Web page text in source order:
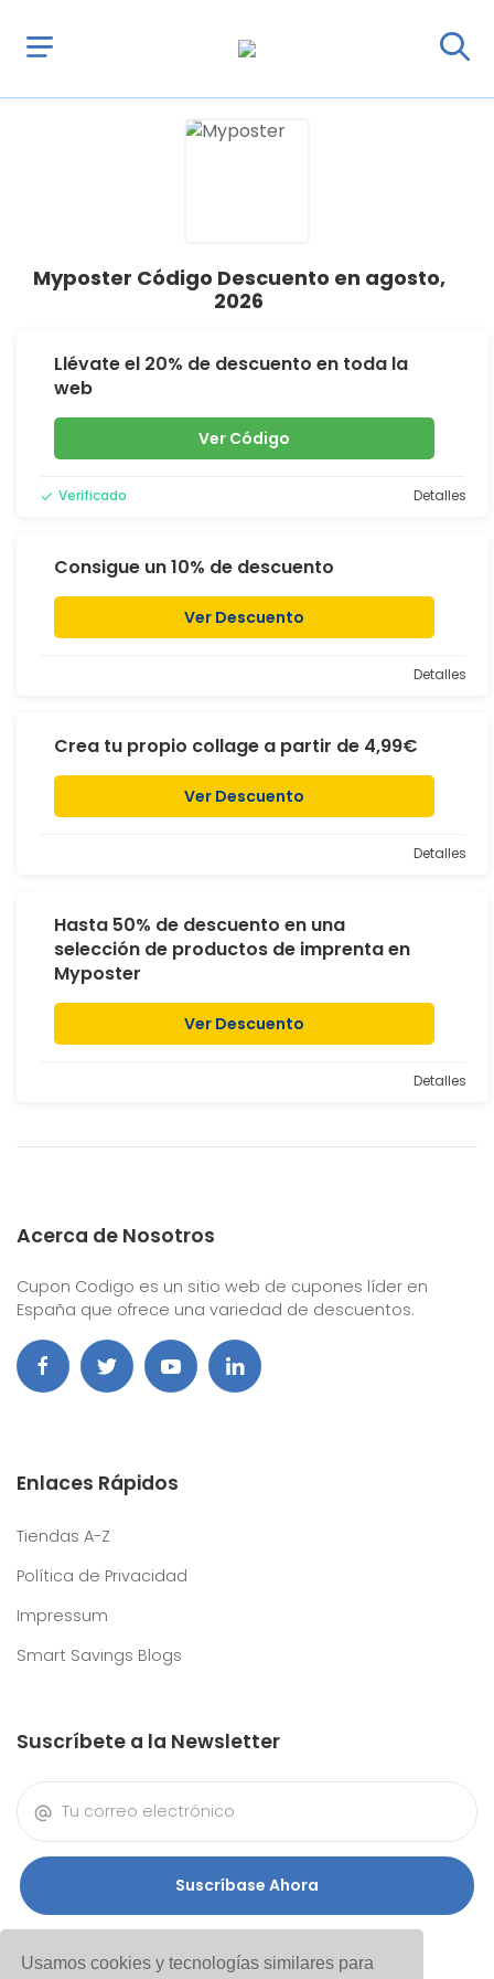
Usamos cookies y tecnologías similares para
Myposter Código Descuento en agosto,
2026
Llévate el 20% de descuento en toda la
web
Ver Código
Verificado Detalles
Consigue un 10% de descuento
Ver Descuento
Detalles
Crea tu propio collage a partir de 4,99€
Ver Descuento
Detalles
Hasta 50% de descuento en una
selección de productos de imprenta en
Myposter
Ver Descuento
Detalles
Acerca de Nosotros
Cupon Codigo es un sitio web de cupones líder en
España que ofrece una variedad de descuentos.
Enlaces Rápidos
Tiendas A-Z
Política de Privacidad
Impressum
Smart Savings Blogs
Suscríbete a la Newsletter
Suscríbase Ahora